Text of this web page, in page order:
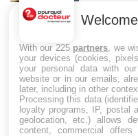
globules
Maladie
Welcome
With our 225 partners , we
your devices (cookies,
your personal data with
website or in our emails,
later, including in other
Processing this data
loyalty programs, IP, postal
geolocation, etc.) allows
content, commercial